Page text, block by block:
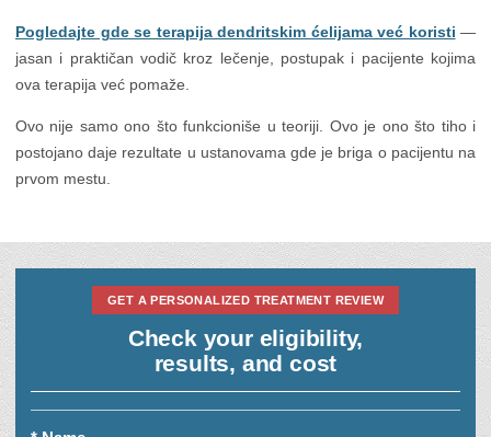
Pogledajte gde se terapija dendritskim ćelijama već koristi —
jasan i praktičan vodič kroz lečenje, postupak i pacijente kojima
ova terapija već pomaže.
Ovo nije samo ono što funkcioniše u teoriji. Ovo je ono što tiho i
postojano daje rezultate u ustanovama gde je briga o pacijentu na
prvom mestu.
GET A PERSONALIZED TREATMENT REVIEW
Check your eligibility,
results, and cost